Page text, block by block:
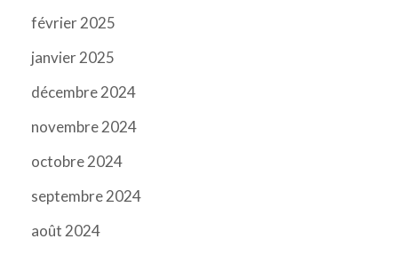
février 2025
janvier 2025
décembre 2024
novembre 2024
octobre 2024
septembre 2024
août 2024